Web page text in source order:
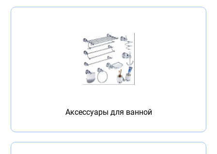
Для дачи и отдыха
Строительство и ремонт
Аксессуары для ванной